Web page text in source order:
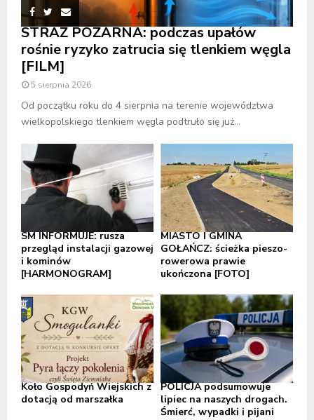
STRAŻ POŻARNA: podczas upałów
rośnie ryzyko zatrucia się tlenkiem węgla
[FILM]
5 sierpnia 2026
Od początku roku do 4 sierpnia na terenie województwa
wielkopolskiego tlenkiem węgla podtruło się już...
SM INFORMUJE: rusza
przegląd instalacji gazowej
i kominów
[HARMONOGRAM]
MIASTO I GMINA
GOŁAŃCZ: ścieżka pieszo-
rowerowa prawie
ukończona [FOTO]
Koło Gospodyń Wiejskich z
dotacją od marszałka
POLICJA podsumowuje
lipiec na naszych drogach.
Śmierć, wypadki i pijani